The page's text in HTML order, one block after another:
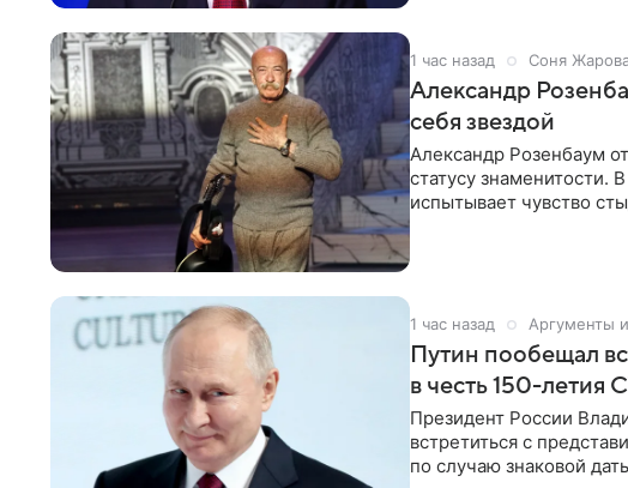
1 час назад Соня
Александр
себя звездой
Александр Розенбаум
статусу знаменитости.
испытывает чувство
1 час назад Аргументы
Путин пообещал
в честь 150-летия
Президент России
встретиться с
по случаю знаковой